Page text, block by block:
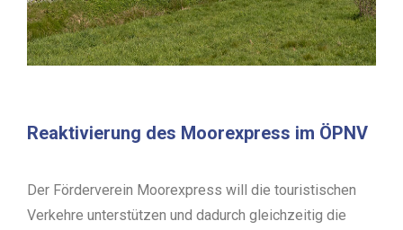
Reaktivierung des Moorexpress im ÖPNV
Der Förderverein Moorexpress will die touristischen
Verkehre unterstützen und dadurch gleichzeitig die